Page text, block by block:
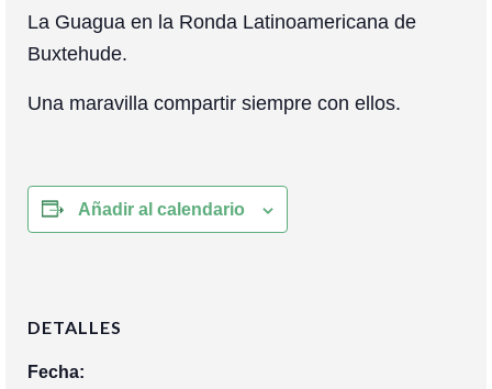
La Guagua en la Ronda Latinoamericana de
Buxtehude.
Una maravilla compartir siempre con ellos.
Añadir al calendario
DETALLES
Fecha: